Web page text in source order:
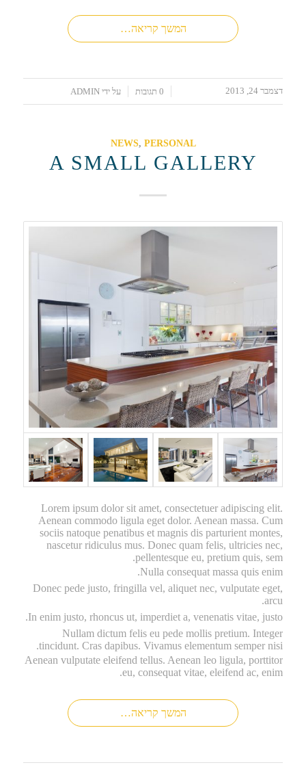
המשך קריאה…
דצמבר 24, 2013 0 תגובות על ידי ADMIN
NEWS, PERSONAL
A SMALL GALLERY
Lorem ipsum dolor sit amet, consectetuer adipiscing elit.
Aenean commodo ligula eget dolor. Aenean massa. Cum
sociis natoque penatibus et magnis dis parturient montes,
nascetur ridiculus mus. Donec quam felis, ultricies nec,
pellentesque eu, pretium quis, sem.
Nulla consequat massa quis enim.
Donec pede justo, fringilla vel, aliquet nec, vulputate eget,
arcu.
In enim justo, rhoncus ut, imperdiet a, venenatis vitae, justo.
Nullam dictum felis eu pede mollis pretium. Integer
tincidunt. Cras dapibus. Vivamus elementum semper nisi.
Aenean vulputate eleifend tellus. Aenean leo ligula, porttitor
eu, consequat vitae, eleifend ac, enim.
המשך קריאה…